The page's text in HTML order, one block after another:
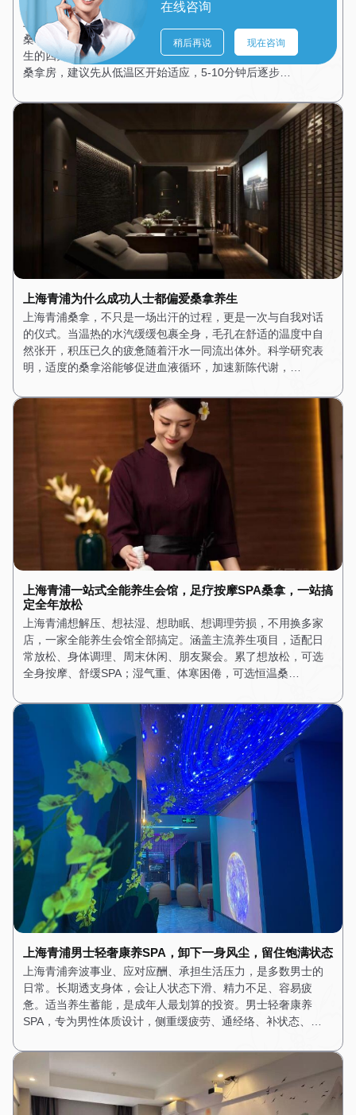
在线咨询
稍后再说 现在咨询
上海青浦桑拿养生的四大黄金法则，你做对了吗？
上海青浦桑拿养生看似简单，实则暗藏学问。很多人蒸了多年
桑拿，却未必掌握了正确的方法。今天，我们就来聊聊桑拿养
生的四大黄金法则。法则一：循序渐进，切勿急躁。 初次进入
桑拿房，建议先从低温区开始适应，5-10分钟后逐步…
上海青浦为什么成功人士都偏爱桑拿养生
上海青浦桑拿，不只是一场出汗的过程，更是一次与自我对话
的仪式。当温热的水汽缓缓包裹全身，毛孔在舒适的温度中自
然张开，积压已久的疲惫随着汗水一同流出体外。科学研究表
明，适度的桑拿浴能够促进血液循环，加速新陈代谢，…
上海青浦一站式全能养生会馆，足疗按摩SPA桑拿，一站搞
定全年放松
上海青浦想解压、想祛湿、想助眠、想调理劳损，不用换多家
店，一家全能养生会馆全部搞定。涵盖主流养生项目，适配日
常放松、身体调理、周末休闲、朋友聚会。累了想放松，可选
全身按摩、舒缓SPA；湿气重、体寒困倦，可选恒温桑…
上海青浦男士轻奢康养SPA，卸下一身风尘，留住饱满状态
上海青浦奔波事业、应对应酬、承担生活压力，是多数男士的
日常。长期透支身体，会让人状态下滑、精力不足、容易疲
惫。适当养生蓄能，是成年人最划算的投资。男士轻奢康养
SPA，专为男性体质设计，侧重缓疲劳、通经络、补状态、…